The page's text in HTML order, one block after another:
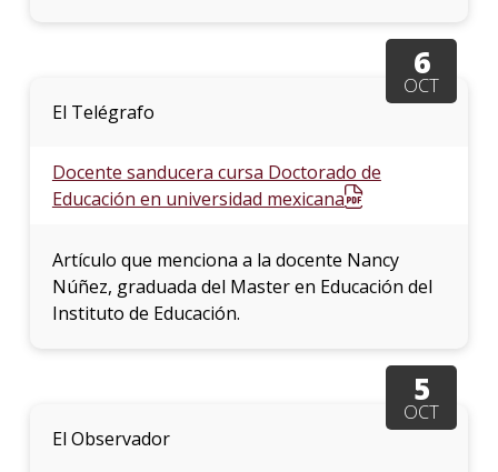
6
OCT
El Telégrafo
Docente sanducera cursa Doctorado de
Educación en universidad mexicana
Artículo que menciona a la docente Nancy
Núñez, graduada del Master en Educación del
Instituto de Educación.
5
OCT
El Observador